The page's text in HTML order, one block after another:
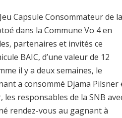
Capsule Consommateur de la
dans la Commune Vo 4 en
partenaires et invités ce
BAIC, d’une valeur de 12
il y a deux semaines, le
a consommé Djama Pilsner
responsables de la SNB
rendez-vous au gagnant à